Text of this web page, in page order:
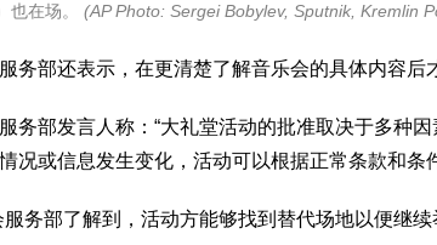
也在场。 (AP Photo: Sergei Bobylev, Sputnik, Kremlin
务部还表示，在更清楚了解音乐会的具体内容后
务部发言人称：“大礼堂活动的批准取决于多种
况或信息发生变化，活动可以根据正常条款和条
服务部了解到，活动方能够找到替代场地以便继续